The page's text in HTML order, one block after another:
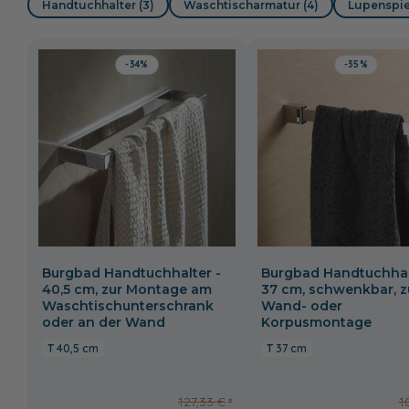
Handtuchhalter (3) Waschtischarmatur (4)
-34%
Burgbad Handtuchhalter -
40,5 cm, zur Montage am
Waschtischunterschrank
oder an der Wand
40,5 cm
127,33 €
-35%
Burgbad
37 cm, schwenkbar,
Wand- oder
Korpusmontage
37 cm